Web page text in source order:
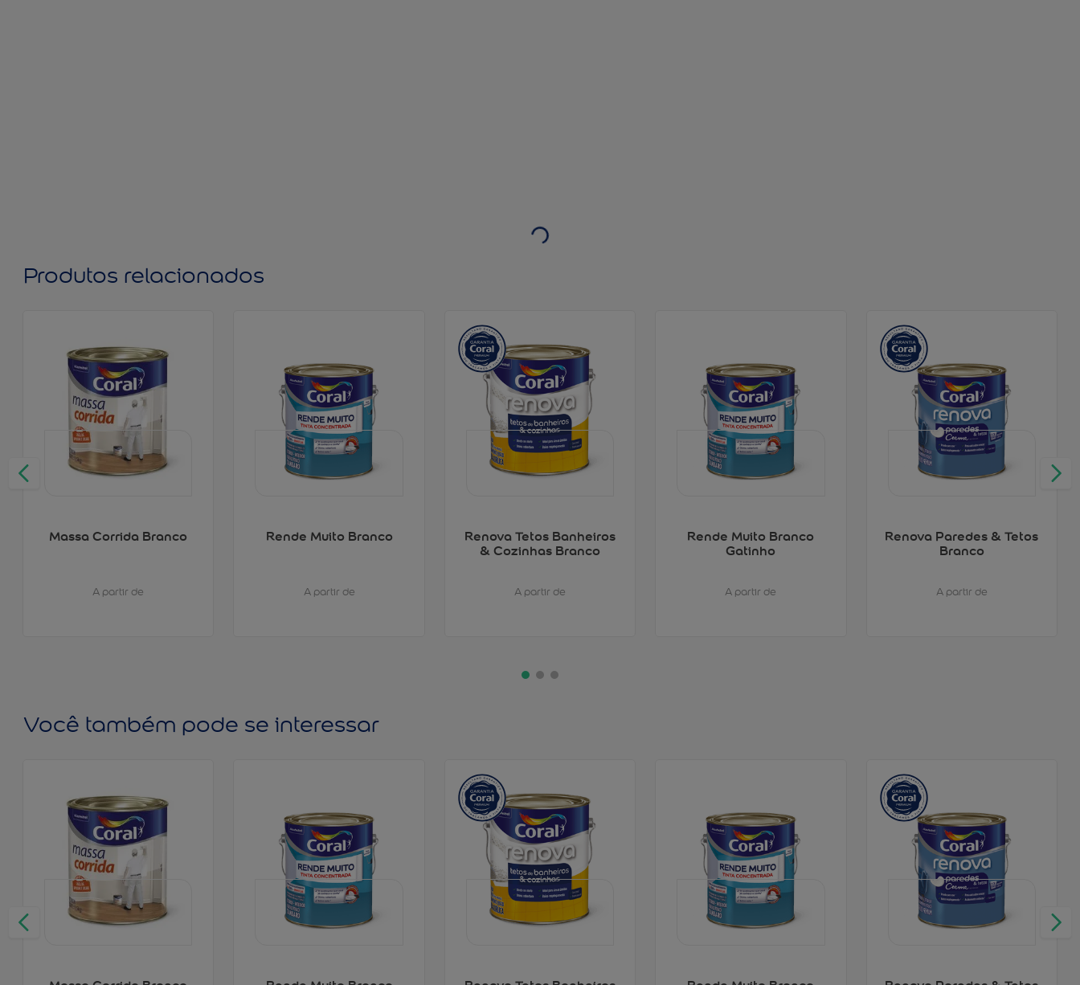
Produtos relacionados
Massa Corrida Branco
A partir de
Rende Muito Branco
A partir de
Renova Tetos Banheiros
& Cozinhas Branco
A partir de
Rende Muito Branco
Gatinho
A partir de
Renova Paredes & Tetos
Branco
A partir de
Você também pode se interessar